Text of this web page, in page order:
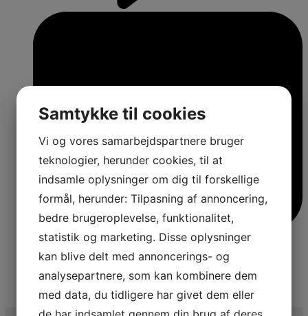
Samtykke til cookies
Vi og vores samarbejdspartnere bruger
teknologier, herunder cookies, til at
indsamle oplysninger om dig til forskellige
formål, herunder: Tilpasning af annoncering,
bedre brugeroplevelse, funktionalitet,
statistik og marketing. Disse oplysninger
kan blive delt med annoncerings- og
analysepartnere, som kan kombinere dem
med data, du tidligere har givet dem eller